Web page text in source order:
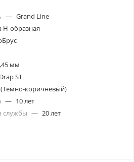
— Grand Line
Н-образная
мм
Drap ST
(Тёмно-коричневый)
— 10 лет
службы — 20 лет